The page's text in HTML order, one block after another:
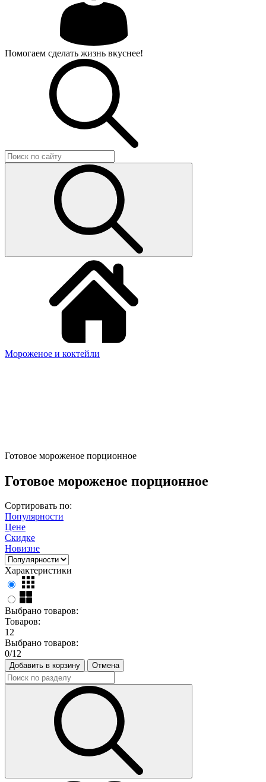
Помогаем сделать жизнь вкуснее!
Мороженое и коктейли
Готовое мороженое порционное
Готовое мороженое порционное
Сортировать по:
Популярности
Цене
Скидке
Новизне
Характеристики
Выбрано товаров:
Товаров:
12
Выбрано товаров:
0/12
Добавить в корзину Отмена